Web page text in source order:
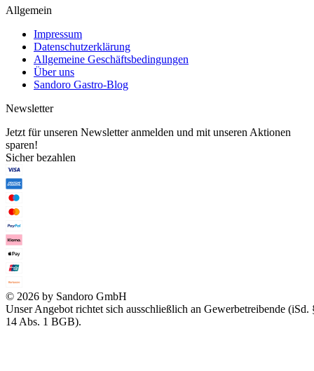
Allgemein
Impressum
Datenschutzerklärung
Allgemeine Geschäftsbedingungen
Über uns
Sandoro Gastro-Blog
Newsletter
Jetzt für unseren Newsletter anmelden und mit unseren Aktionen
sparen!
Sicher bezahlen
© 2026 by Sandoro GmbH
Unser Angebot richtet sich ausschließlich an Gewerbetreibende (iSd.
14 Abs. 1 BGB).